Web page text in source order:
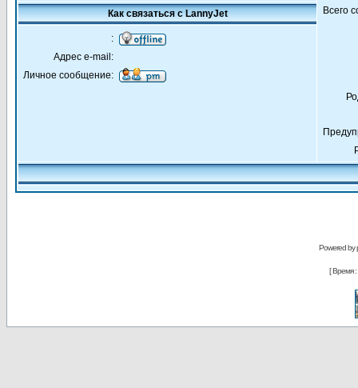
Всего
Как связаться с LannyJet
:
Адрес e-mail:
Личное сообщение:
Powered by
[ Время :